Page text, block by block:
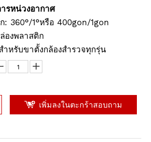
ระดับอัตโนมัติ (B40,24x)
รหน่วงอากาศ
: 360°/1°หรือ 400gon/1gon
องพลาสติก
ำหรับขาตั้งกล้องสำรวจทุกรุ่น
เพิ่มลงในตะกร้าสอบถาม